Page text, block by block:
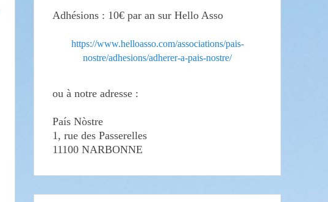
Adhésions : 10€ par an sur Hello Asso
https://www.helloasso.com/associations/pais-
nostre/adhesions/adherer-a-pais-nostre/
ou à notre adresse :
País Nòstre
1, rue des Passerelles
11100 NARBONNE